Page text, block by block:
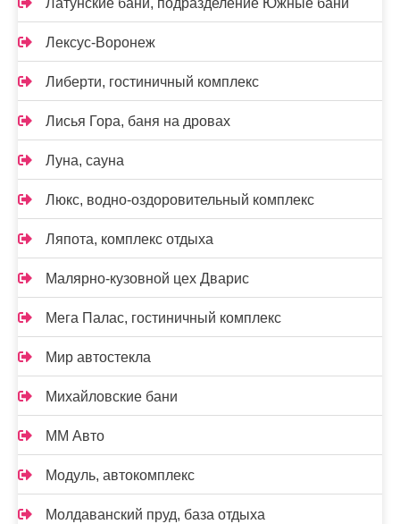
Лексус-Воронеж
Либерти, гостиничный комплекс
Лисья Гора, баня на дровах
Луна, сауна
Люкс, водно-оздоровительный комплекс
Ляпота, комплекс отдыха
Малярно-кузовной цех Дварис
Мега Палас, гостиничный комплекс
Мир автостекла
Михайловские бани
ММ Авто
Модуль, автокомплекс
Молдаванский пруд, база отдыха